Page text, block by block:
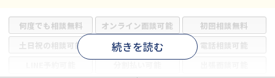
何度でも相談無料 オンライン面談可能
初回相談無料
土日祝の相談可能
19時以降電話可能
電話相談可能
続きを読む